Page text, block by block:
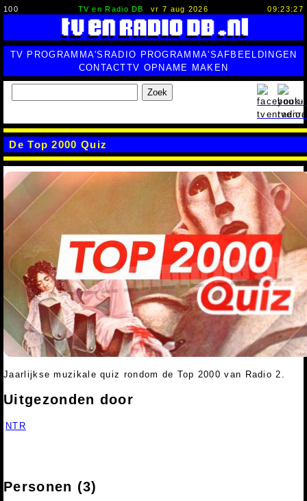
100 TV en Radio DB vr 7 aug 2026 09:23:28
TV PROGRAMMA'S RADIO PROGRAMMA'SAFBEELDINGEN
CONTACTTV OPNAME MAKEN
Zoek
De Top 2000 Quiz
Jaarlijkse muzikale quiz rondom de Top 2000 van Radio 2.
Uitgezonden door
NTR
Personen (3)